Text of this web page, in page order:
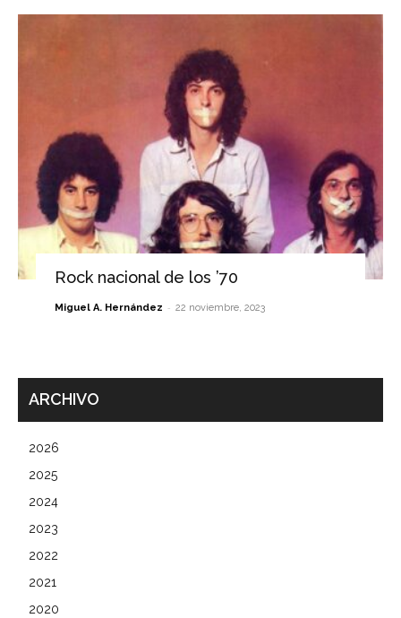
Rock nacional de los ’70
Miguel A. Hernández - 22 noviembre, 2023
ARCHIVO
2026
2025
2024
2023
2022
2021
2020